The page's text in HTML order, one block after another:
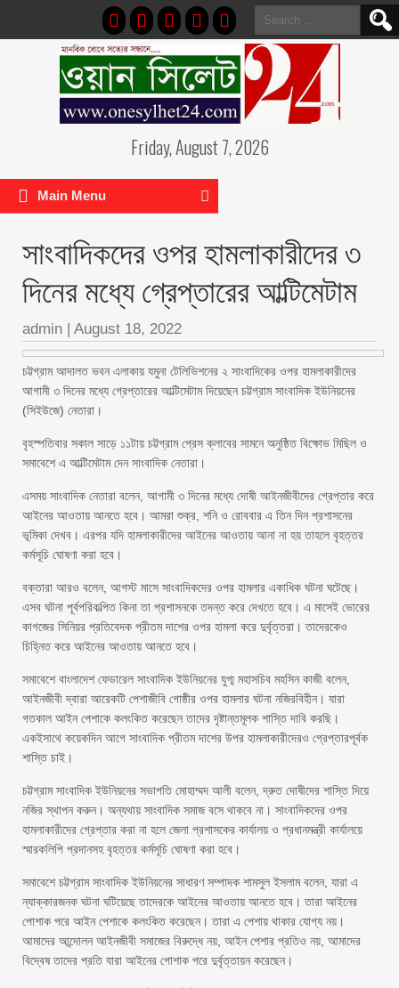
Search
for:
Friday, August 7, 2026
Main Menu
সাংবাদিকদের ওপর হামলাকারীদের ৩
দিনের মধ্যে গ্রেপ্তারের আল্টিমেটাম
admin | August 18, 2022
চট্টগ্রাম আদালত ভবন এলাকায় যমুনা টেলিভিশনের ২ সাংবাদিকের ওপর হামলাকারীদের
আগামী ৩ দিনের মধ্যে গ্রেপ্তারের আল্টিমেটাম দিয়েছেন চট্টগ্রাম সাংবাদিক ইউনিয়নের
(সিইউজে) নেতারা।
বৃহস্পতিবার সকাল সাড়ে ১১টায় চট্টগ্রাম প্রেস ক্লাবের সামনে অনুষ্ঠিত বিক্ষোভ মিছিল ও
সমাবেশে এ আল্টিমেটাম দেন সাংবাদিক নেতারা।
এসময় সাংবাদিক নেতারা বলেন, আগামী ৩ দিনের মধ্যে দোষী আইনজীবীদের গ্রেপ্তার করে
আইনের আওতায় আনতে হবে। আমরা শুক্র, শনি ও রোববার এ তিন দিন প্রশাসনের
ভূমিকা দেখব। এরপর যদি হামলাকারীদের আইনের আওতায় আনা না হয় তাহলে বৃহত্তর
কর্মসূচি ঘোষণা করা হবে।
বক্তারা আরও বলেন, আগস্ট মাসে সাংবাদিকদের ওপর হামলার একাধিক ঘটনা ঘটেছে।
এসব ঘটনা পূর্বপরিকল্পিত কিনা তা প্রশাসনকে তদন্ত করে দেখতে হবে। এ মাসেই ভোরের
কাগজের সিনিয়র প্রতিবেদক প্রীতম দাশের ওপর হামলা করে দুর্বৃত্তরা। তাদেরকেও
চিহ্নিত করে আইনের আওতায় আনতে হবে।
সমাবেশে বাংলাদেশ ফেডারেল সাংবাদিক ইউনিয়নের যুগ্ম মহাসচিব মহসিন কাজী বলেন,
আইনজীবী দ্বারা আরেকটি পেশাজীবি গোষ্ঠীর ওপর হামলার ঘটনা নজিরবিহীন। যারা
গতকাল আইন পেশাকে কলংকিত করেছেন তাদের দৃষ্টান্তমূলক শাস্তি দাবি করছি।
একইসাথে কয়েকদিন আগে সাংবাদিক প্রীতম দাশের উপর হামলাকারীদেরও গ্রেপ্তারপূর্বক
শাস্তি চাই।
চট্টগ্রাম সাংবাদিক ইউনিয়নের সভাপতি মোহাম্মদ আলী বলেন, দ্রুত দোষীদের শাস্তি দিয়ে
নজির স্থাপন করুন। অন্যথায় সাংবাদিক সমাজ বসে থাকবে না। সাংবাদিকদের ওপর
হামলাকারীদের গ্রেপ্তার করা না হলে জেলা প্রশাসকের কার্যালয় ও প্রধানমন্ত্রী কার্যালয়ে
স্মারকলিপি প্রদানসহ বৃহত্তর কর্মসূচি ঘোষণা করা হবে।
সমাবেশে চট্টগ্রাম সাংবাদিক ইউনিয়নের সাধারণ সম্পাদক শামসুল ইসলাম বলেন, যারা এ
ন্যাক্কারজনক ঘটনা ঘটিয়েছে তাদেরকে আইনের আওতায় আনতে হবে। তারা আইনের
পোশাক পরে আইন পেশাকে কলংকিত করেছেন। তারা এ পেশায় থাকার যোগ্য নয়।
আমাদের আন্দোলন আইনজীবী সমাজের বিরুদ্ধে নয়, আইন পেশার প্রতিও নয়, আমাদের
বিদ্বেষ তাদের প্রতি যারা আইনের পোশাক পরে দুর্বৃত্তায়ন করেছেন।